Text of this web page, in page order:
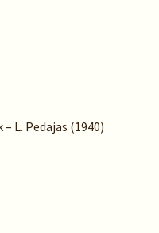
L. Pedajas (1940)